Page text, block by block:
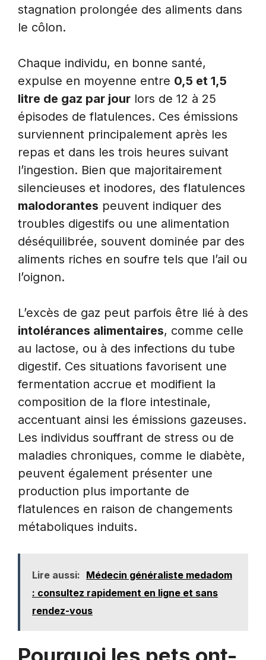
stagnation prolongée des aliments dans
le côlon.
Chaque individu, en bonne santé,
expulse en moyenne entre 0,5 et 1,5
litre de gaz par jour lors de 12 à 25
épisodes de flatulences. Ces émissions
surviennent principalement après les
repas et dans les trois heures suivant
l’ingestion. Bien que majoritairement
silencieuses et inodores, des flatulences
malodorantes peuvent indiquer des
troubles digestifs ou une alimentation
déséquilibrée, souvent dominée par des
aliments riches en soufre tels que l’ail ou
l’oignon.
L’excès de gaz peut parfois être lié à des
intolérances alimentaires, comme celle
au lactose, ou à des infections du tube
digestif. Ces situations favorisent une
fermentation accrue et modifient la
composition de la flore intestinale,
accentuant ainsi les émissions gazeuses.
Les individus souffrant de stress ou de
maladies chroniques, comme le diabète,
peuvent également présenter une
production plus importante de
flatulences en raison de changements
métaboliques induits.
Lire aussi: Médecin généraliste medadom
: consultez rapidement en ligne et sans
rendez-vous